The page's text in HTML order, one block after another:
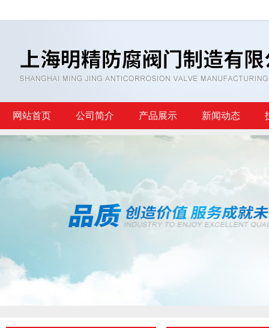
网站首页 公司简介 产品展示 新闻动态